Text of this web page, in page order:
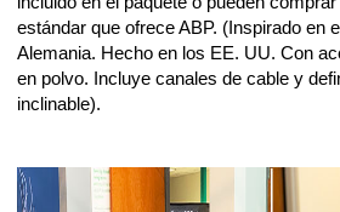
estándar que ofrece ABP. (Inspirado en
Alemania. Hecho en los EE. UU. Con
en polvo. Incluye canales de cable y
inclinable).